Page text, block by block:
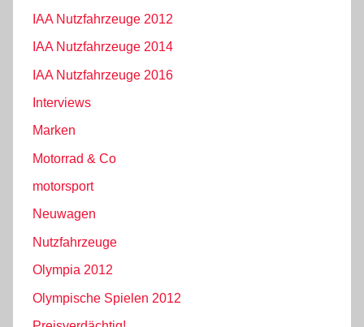
IAA Nutzfahrzeuge 2012
IAA Nutzfahrzeuge 2014
IAA Nutzfahrzeuge 2016
Interviews
Marken
Motorrad & Co
motorsport
Neuwagen
Nutzfahrzeuge
Olympia 2012
Olympische Spielen 2012